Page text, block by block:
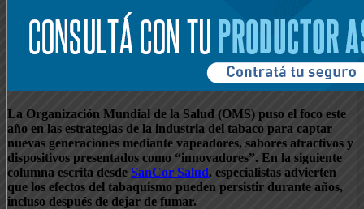
La Organización Mundial de la Salud (OMS) puso el foco este
año en las estrategias de la industria del tabaco para captar
nuevas generaciones mediante vapeadores, sabores atractivos y
dispositivos presentados como “innovadores”. En la siguiente
columna escrita desde SanCor Salud, especialistas advierten
que los efectos del tabaquismo pueden persistir durante años,
incluso después de dejar de fumar.